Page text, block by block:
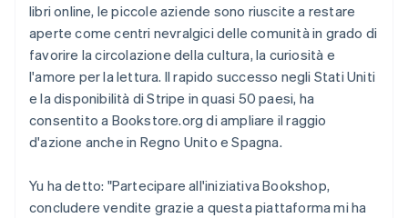
libri online, le piccole aziende sono riuscite a restare
aperte come centri nevralgici delle comunità in grado di
favorire la circolazione della cultura, la curiosità e
l'amore per la lettura. Il rapido successo negli Stati Uniti
e la disponibilità di Stripe in quasi 50 paesi, ha
consentito a Bookstore.org di ampliare il raggio
d'azione anche in Regno Unito e Spagna.
Yu ha detto: "Partecipare all'iniziativa Bookshop,
concludere vendite grazie a questa piattaforma mi ha